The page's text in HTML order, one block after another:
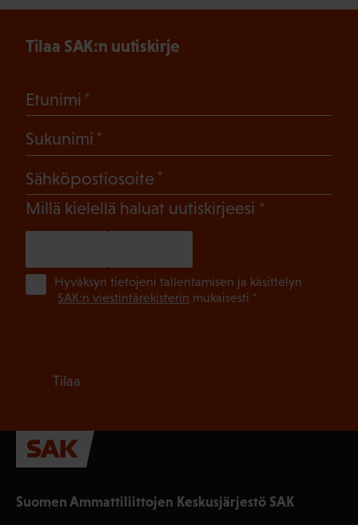
Suomen Ammattiliittojen Keskusjärjestö SAK
Tilaa SAK:n uutiskirje
Etunimi
Sukunimi
Sähköpostiosoite
Millä kielellä haluat uutiskirjeesi (Pakollinen)
Hyväksyn tietojeni tallentamisen ja käsittelyn
SAK:n viestintärekisterin mukaisesti *
Tilaa